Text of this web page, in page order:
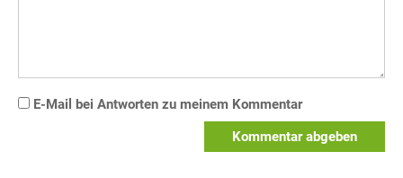
E-Mail bei Antworten zu meinem Kommentar
Kommentar abgeben